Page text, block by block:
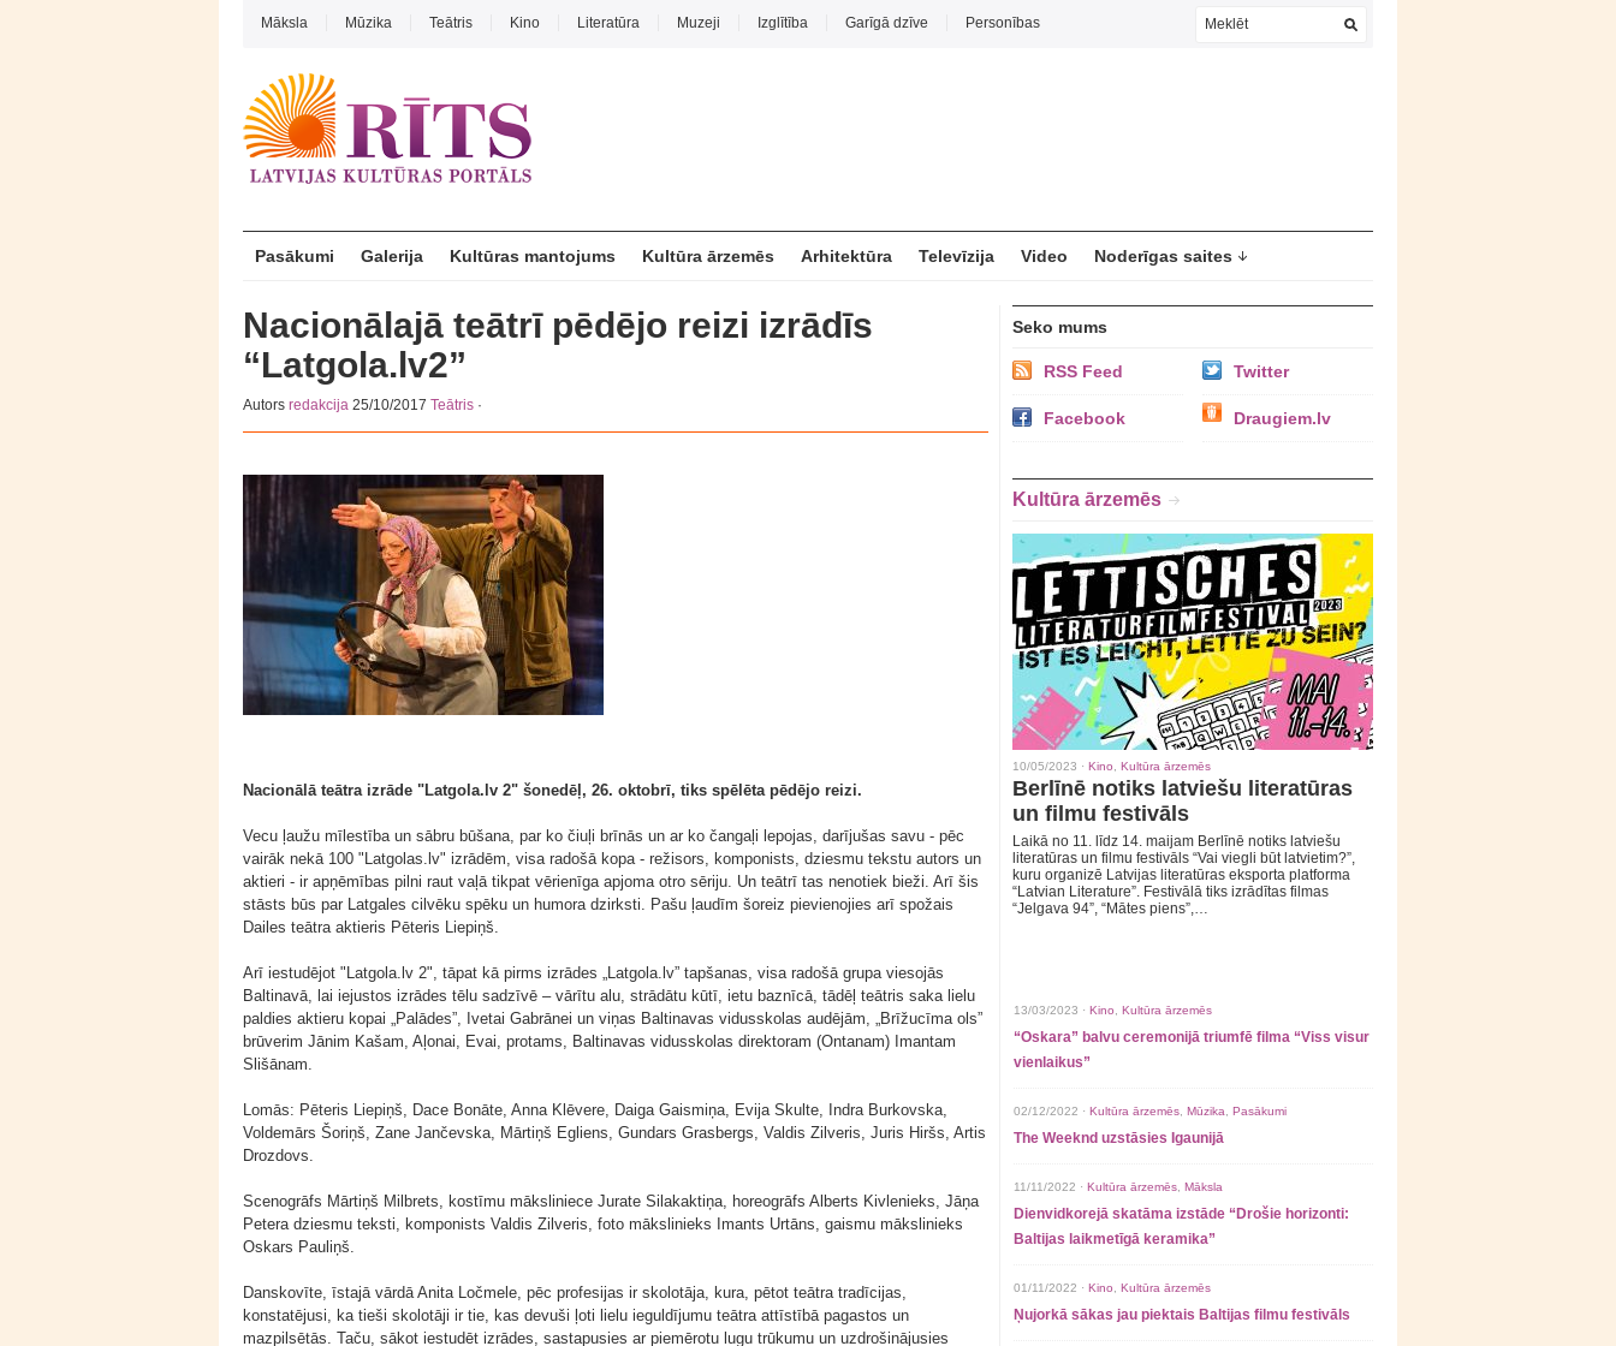
Māksla Mūzika Teātris Kino Literatūra Muzeji Izglītība Garīgā dzīve Personības
Pasākumi Galerija Kultūras mantojums Kultūra ārzemēs Arhitektūra Televīzija Video Noderīgas saites
Nacionālajā teātrī pēdējo reizi izrādīs
“Latgola.lv2”
Autors redakcija 25/10/2017 Teātris ·
Nacionālā teātra izrāde "Latgola.lv 2" šonedēļ, 26. oktobrī, tiks spēlēta pēdējo reizi.
Vecu ļaužu mīlestība un sābru būšana, par ko čiuļi brīnās un ar ko čangaļi lepojas, darījušas savu - pēc
vairāk nekā 100 "Latgolas.lv" izrādēm, visa radošā kopa - režisors, komponists, dziesmu tekstu autors un
aktieri - ir apņēmības pilni raut vaļā tikpat vērienīga apjoma otro sēriju. Un teātrī tas nenotiek bieži. Arī šis
stāsts būs par Latgales cilvēku spēku un humora dzirksti. Pašu ļaudīm šoreiz pievienojies arī spožais
Dailes teātra aktieris Pēteris Liepiņš.
Arī iestudējot "Latgola.lv 2", tāpat kā pirms izrādes „Latgola.lv” tapšanas, visa radošā grupa viesojās
Baltinavā, lai iejustos izrādes tēlu sadzīvē – vārītu alu, strādātu kūtī, ietu baznīcā, tādēļ teātris saka lielu
paldies aktieru kopai „Palādes”, Ivetai Gabrānei un viņas Baltinavas vidusskolas audējām, „Brīžucīma ols”
brūverim Jānim Kašam, Aļonai, Evai, protams, Baltinavas vidusskolas direktoram (Ontanam) Imantam
Slišānam.
Lomās: Pēteris Liepiņš, Dace Bonāte, Anna Klēvere, Daiga Gaismiņa, Evija Skulte, Indra Burkovska,
Voldemārs Šoriņš, Zane Jančevska, Mārtiņš Egliens, Gundars Grasbergs, Valdis Zilveris, Juris Hiršs, Artis
Drozdovs.
Scenogrāfs Mārtiņš Milbrets, kostīmu māksliniece Jurate Silakaktiņa, horeogrāfs Alberts Kivlenieks, Jāņa
Petera dziesmu teksti, komponists Valdis Zilveris, foto mākslinieks Imants Urtāns, gaismu mākslinieks
Oskars Pauliņš.
Danskovīte, īstajā vārdā Anita Ločmele, pēc profesijas ir skolotāja, kura, pētot teātra tradīcijas,
konstatējusi, ka tieši skolotāji ir tie, kas devuši ļoti lielu ieguldījumu teātra attīstībā pagastos un
mazpilsētās. Taču, sākot iestudēt izrādes, sastapusies ar piemērotu lugu trūkumu un uzdrošinājusies
Seko mums
RSS Feed Twitter
Facebook Draugiem.lv
Kultūra ārzemēs
10/05/2023 · Kino Kultūra ārzemēs
Berlīnē notiks latviešu literatūras
un filmu festivāls
Laikā no 11. līdz 14. maijam Berlīnē notiks latviešu
literatūras un filmu festivāls “Vai viegli būt latvietim?”,
kuru organizē Latvijas literatūras eksporta platforma
“Latvian Literature”. Festivālā tiks izrādītas filmas
“Jelgava 94”, “Mātes piens”,…
13/03/2023 · Kino Kultūra ārzemēs
“Oskara” balvu ceremonijā triumfē filma “Viss visur
vienlaikus”
02/12/2022 · Kultūra ārzemēs Mūzika Pasākumi
The Weeknd uzstāsies Igaunijā
11/11/2022 · Kultūra ārzemēs Māksla
Dienvidkorejā skatāma izstāde “Drošie horizonti:
Baltijas laikmetīgā keramika”
01/11/2022 · Kino Kultūra ārzemēs
Ņujorkā sākas jau piektais Baltijas filmu festivāls